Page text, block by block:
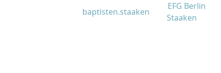
baptisten.staaken
EFG Berlin
Staaken